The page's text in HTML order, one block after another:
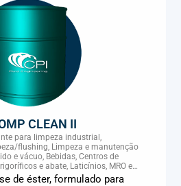
CLEAN II
para limpeza industrial,
flushing, Limpeza e manutenção
e vácuo, Bebidas, Centros de
e abate, Laticínios, MRO e
de éster, formulado para